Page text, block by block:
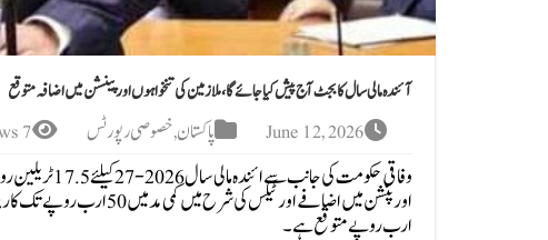
آئندہ مالی سال کا بجٹ آج پیش کیا جائے گا، ملازمین کی تنخواہوں اور پینشن میں اضافہ متوقع
June 12, 2026 پاکستان,خصوصی رپورٹس 7 Views
وفاقی حکومت
ارب روپے متوقع ہے۔